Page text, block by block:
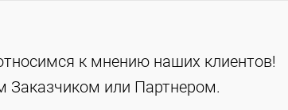
к мнению наших клиентов!
Заказчиком или Партнером.